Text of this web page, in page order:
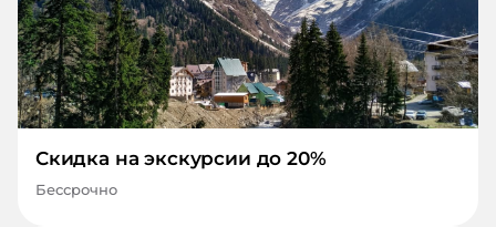
Скидка на экскурсии до 20%
Бессрочно